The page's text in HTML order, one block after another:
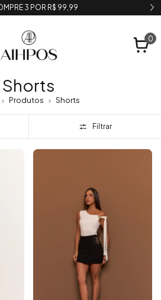
3 POR R$ 99,99
0
Shorts
Produtos Shorts
Filtrar